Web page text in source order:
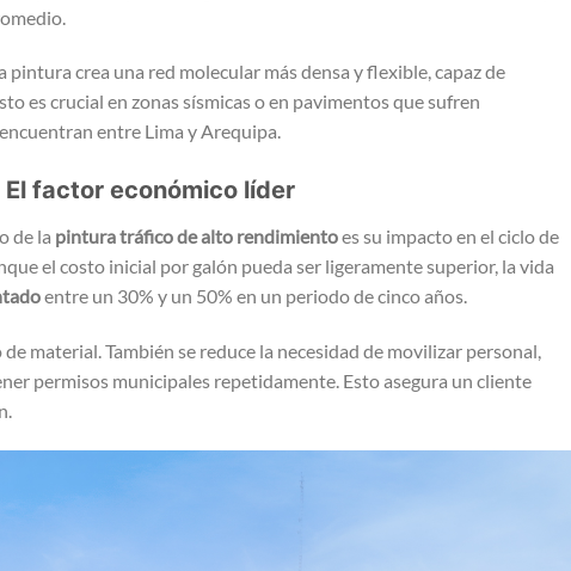
crea una red molecular más densa y flexible, capaz de
es crucial en zonas sísmicas o en pavimentos que sufren
entre Lima y Arequipa.
factor económico líder
de la pintura tráfico de alto rendimientoes su impacto en el ciclo de
el costo inicial por galón pueda ser ligeramente superior, la vida
entre un 30% y un 50% en un periodo de cinco años.
material. También se reduce la necesidad de movilizar personal,
permisos municipales repetidamente. Esto asegura un cliente